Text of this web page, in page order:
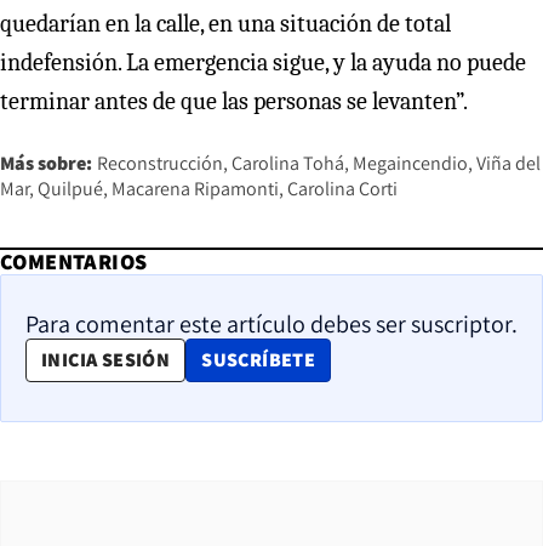
quedarían en la calle, en una situación de total
indefensión. La emergencia sigue, y la ayuda no puede
terminar antes de que las personas se levanten”.
Más sobre: Reconstrucción Carolina Tohá Megaincendio Viña del
Mar Quilpué Macarena Ripamonti Carolina Corti
COMENTARIOS
Para comentar este artículo debes ser suscriptor.
INICIA SESIÓN SUSCRÍBETE
OPENS IN NEW WINDOW